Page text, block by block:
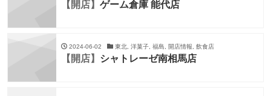
【開店】 ゲーム倉庫 能代店
2024-06-02 東北, 洋菓子, 福島, 開店情報, 飲食店
【開店】 シャトレーゼ南相馬店